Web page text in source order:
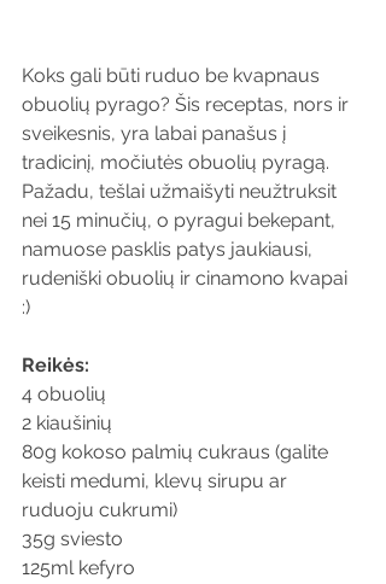
Koks gali būti ruduo be kvapnaus
obuolių pyrago? Šis receptas, nors ir
sveikesnis, yra labai panašus į
tradicinį, močiutės obuolių pyragą.
Pažadu, tešlai užmaišyti neužtruksit
nei 15 minučių, o pyragui bekepant,
namuose pasklis patys jaukiausi,
rudeniški obuolių ir cinamono kvapai
:)
Reikės:
4 obuolių
2 kiaušinių
80g kokoso palmių cukraus (galite
keisti medumi, klevų sirupu ar
ruduoju cukrumi)
35g sviesto
125ml kefyro